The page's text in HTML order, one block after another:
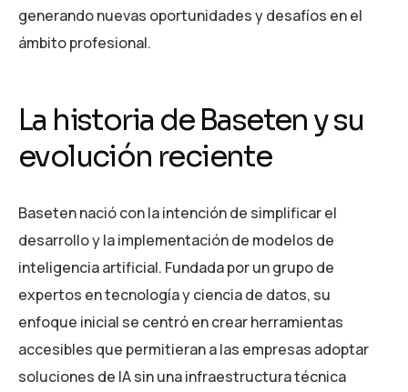
generando nuevas oportunidades y desafíos en el
ámbito profesional.
La historia de Baseten y su
evolución reciente
Baseten nació con la intención de simplificar el
desarrollo y la implementación de modelos de
inteligencia artificial. Fundada por un grupo de
expertos en tecnología y ciencia de datos, su
enfoque inicial se centró en crear herramientas
accesibles que permitieran a las empresas adoptar
soluciones de IA sin una infraestructura técnica